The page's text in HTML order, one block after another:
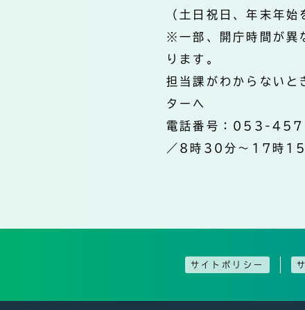
（土日祝日、年末年始
※一部、開庁時間が異
ります。
担当課がわからないと
ターへ
電話番号：053-
／8時30分～17時15
サイトポリシー